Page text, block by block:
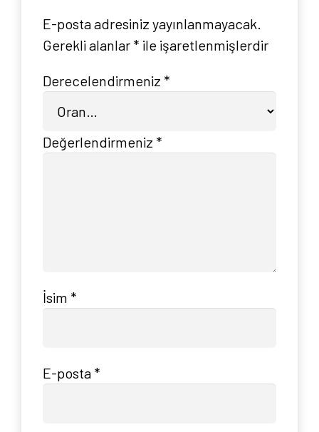
Anasayfa
Hakkımızda
Yayın Paketlerimiz
E-posta adresiniz yayınlanmayacak.
Gerekli alanlar * ile işaretlenmişlerdir
Derecelendirmeniz *
Değerlendirmeniz *
İsim *
E-posta *